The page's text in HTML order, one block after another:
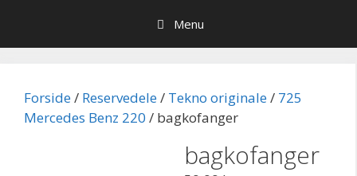
indhold
Menu
Forside/ Reservedele/ Tekno originale/ 725
Mercedes Benz 220 / bagkofanger
bagkofanger